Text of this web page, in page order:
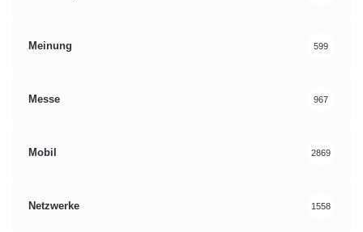
Meinung 599
Messe 967
Mobil 2869
Netzwerke 1558